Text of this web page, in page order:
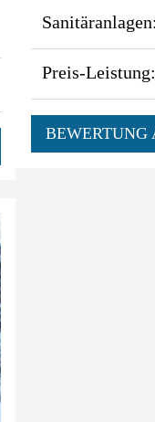
Sanitäranlagen:
Preis-Leistung:
BEWERTUNG